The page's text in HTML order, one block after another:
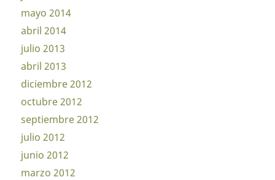
mayo 2014
abril 2014
julio 2013
abril 2013
diciembre 2012
octubre 2012
septiembre 2012
julio 2012
junio 2012
marzo 2012